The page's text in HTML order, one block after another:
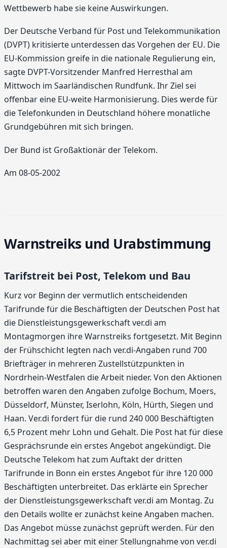
Wettbewerb habe sie keine Auswirkungen.
Der Deutsche Verband für Post und Telekommunikation
(DVPT) kritisierte unterdessen das Vorgehen der EU. Die
EU-Kommission greife in die nationale Regulierung ein,
sagte DVPT-Vorsitzender Manfred Herresthal am
Mittwoch im Saarländischen Rundfunk. Ihr Ziel sei
offenbar eine EU-weite Harmonisierung. Dies werde für
die Telefonkunden in Deutschland höhere monatliche
Grundgebühren mit sich bringen.
Der Bund ist Großaktionär der Telekom.
Am 08-05-2002
Warnstreiks und Urabstimmung
Tarifstreit bei Post, Telekom und Bau
Kurz vor Beginn der vermutlich entscheidenden
Tarifrunde für die Beschäftigten der Deutschen Post hat
die Dienstleistungsgewerkschaft ver.di am
Montagmorgen ihre Warnstreiks fortgesetzt. Mit Beginn
der Frühschicht legten nach ver.di-Angaben rund 700
Briefträger in mehreren Zustellstützpunkten in
Nordrhein-Westfalen die Arbeit nieder. Von den Aktionen
betroffen waren den Angaben zufolge Bochum, Moers,
Düsseldorf, Münster, Iserlohn, Köln, Hürth, Siegen und
Haan. Ver.di fordert für die rund 240 000 Beschäftigten
6,5 Prozent mehr Lohn und Gehalt. Die Post hat für diese
Gesprächsrunde ein erstes Angebot angekündigt. Die
Deutsche Telekom hat zum Auftakt der dritten
Tarifrunde in Bonn ein erstes Angebot für ihre 120 000
Beschäftigten unterbreitet. Das erklärte ein Sprecher
der Dienstleistungsgewerkschaft ver.di am Montag. Zu
den Details wollte er zunächst keine Angaben machen.
Das Angebot müsse zunächst geprüft werden. Für den
Nachmittag sei aber mit einer Stellungnahme von ver.di